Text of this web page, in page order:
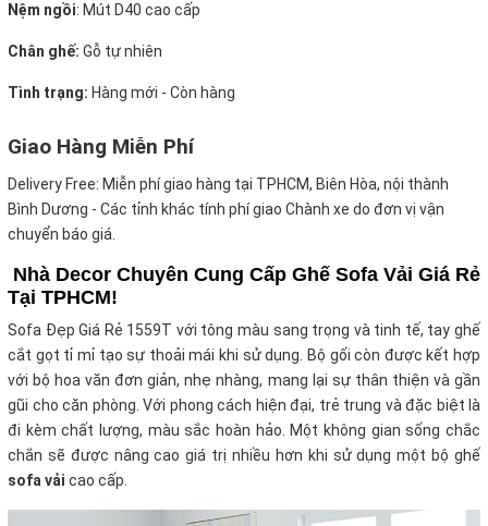
Nệm ngồi: Mút D40 cao cấp
Chân ghế: Gỗ tự nhiên
Tình trạng: Hàng mới - Còn hàng
Giao Hàng Miễn Phí
Delivery Free: Miễn phí giao hàng tại TPHCM, Biên Hòa, nội thành
Bình Dương - Các tỉnh khác tính phí giao Chành xe do đơn vị vận
chuyển báo giá.
Nhà Decor Chuyên Cung Cấp Ghế Sofa Vải Giá Rẻ
Tại TPHCM!
Sofa Đẹp Giá Rẻ 1559T với tông màu sang trọng và tinh tế, tay ghế
cắt gọt tỉ mỉ tạo sự thoải mái khi sử dụng. Bộ gối còn được kết hợp
với bộ hoa văn đơn giản, nhẹ nhàng, mang lại sự thân thiện và gần
gũi cho căn phòng. Với phong cách hiện đại, trẻ trung và đặc biệt là
đi kèm chất lượng, màu sắc hoàn hảo. Một không gian sống chắc
chắn sẽ được nâng cao giá trị nhiều hơn khi sử dụng một bộ ghế
sofa vải cao cấp.